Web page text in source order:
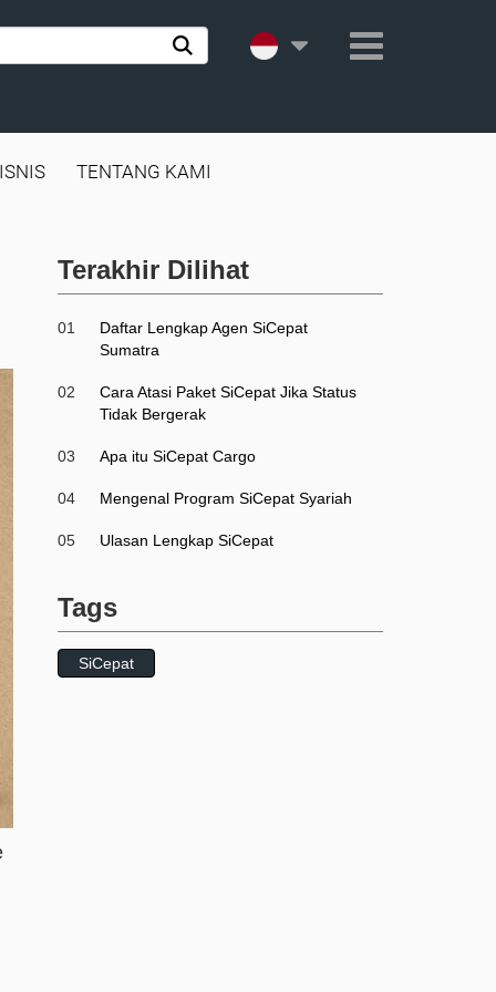
TENTANG KAMI
Terakhir Dilihat
01
Daftar Lengkap Agen SiCepat
Sumatra
02
Cara Atasi Paket SiCepat Jika Status
Tidak Bergerak
03 Apa itu SiCepat Cargo
04 Mengenal Program SiCepat Syariah
05 Ulasan Lengkap SiCepat
Tags
SiCepat